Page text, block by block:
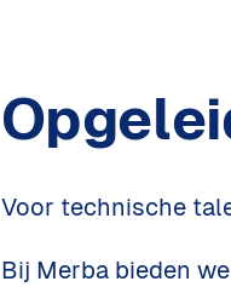
Voor technische
Bij Merba bieden